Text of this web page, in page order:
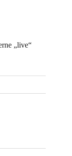
„live“